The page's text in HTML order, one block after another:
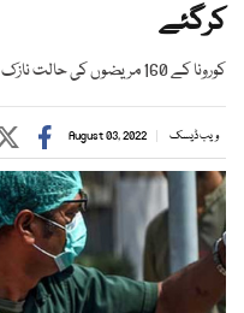
کرگئے
کورونا کے 160 مریضوں کی حالت نازک ہے، قومی ادارہ صحت
ویب ڈیسک August 03, 2022